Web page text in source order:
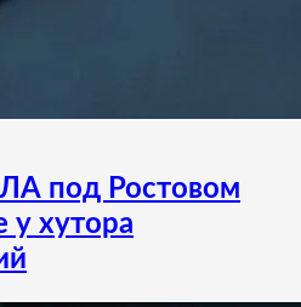
под Ростовом
у хутора